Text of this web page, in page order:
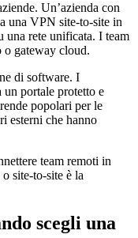
Un’azienda con
una VPN site-to-site in
una rete unificata. I team
o gateway cloud.
di software. I
un portale protetto e
popolari per le
esterni che hanno
team remoti in
site-to-site è la
scegli una